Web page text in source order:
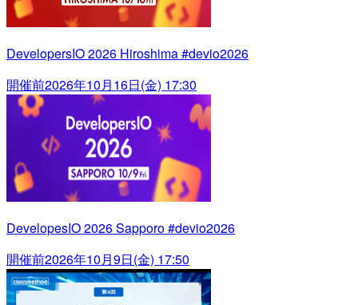
DevelopersIO 2026 Hiroshima #devio2026
開催前2026年10月16日(金) 17:30
DevelopesIO 2026 Sapporo #devio2026
開催前2026年10月9日(金) 17:50